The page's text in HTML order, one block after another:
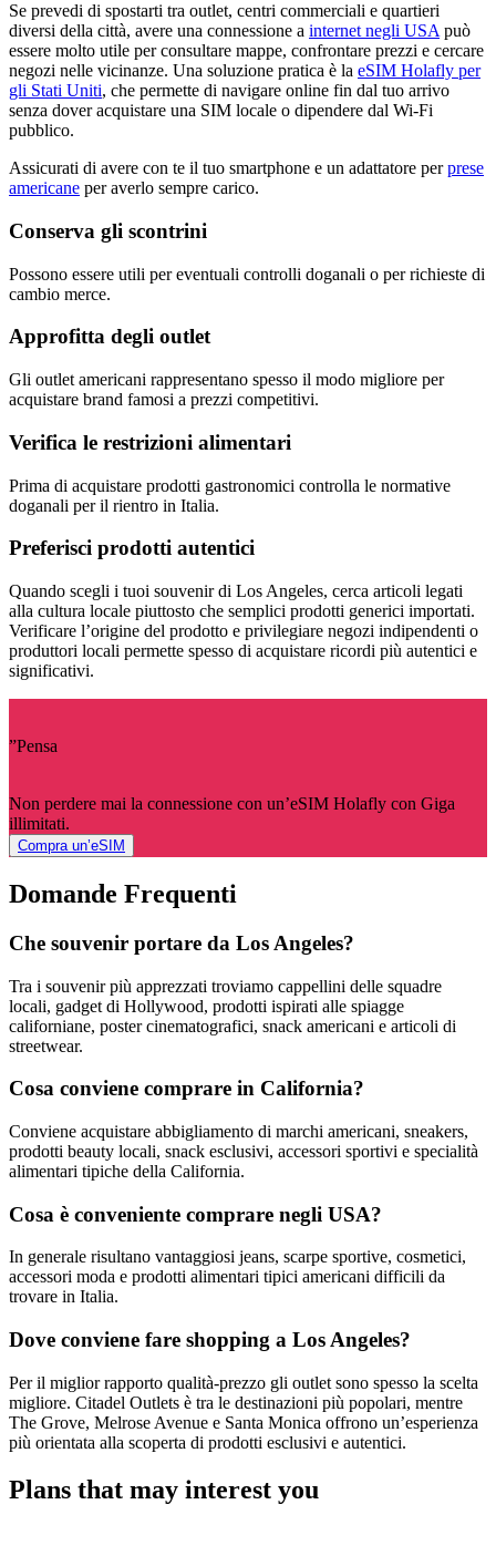
Se prevedi di spostarti tra outlet, centri commerciali e quartieri
diversi della città, avere una connessione a internet negli USA può
essere molto utile per consultare mappe, confrontare prezzi e cercare
negozi nelle vicinanze. Una soluzione pratica è la eSIM Holafly per
gli Stati Uniti, che permette di navigare online fin dal tuo arrivo
senza dover acquistare una SIM locale o dipendere dal Wi-Fi
pubblico.
Assicurati di avere con te il tuo smartphone e un adattatore perprese
americane per averlo sempre carico.
Conserva gli scontrini
Possono essere utili per eventuali controlli doganali o per richieste di
cambio merce.
Approfitta degli outlet
Gli outlet americani rappresentano spesso il modo migliore per
acquistare brand famosi a prezzi competitivi.
Verifica le restrizioni alimentari
Prima di acquistare prodotti gastronomici controlla le normative
doganali per il rientro in Italia.
Preferisci prodotti autentici
Quando scegli i tuoi souvenir di Los Angeles, cerca articoli legati
alla cultura locale piuttosto che semplici prodotti generici importati.
Verificare l’origine del prodotto e privilegiare negozi indipendenti o
produttori locali permette spesso di acquistare ricordi più autentici e
significativi.
”Pensa
Non perdere mai la connessione con un’eSIM Holafly con Giga
illimitati.
Compra un’eSIM
Domande Frequenti
Che souvenir portare da Los Angeles?
Tra i souvenir più apprezzati troviamo cappellini delle squadre
locali, gadget di Hollywood, prodotti ispirati alle spiagge
californiane, poster cinematografici, snack americani e articoli di
streetwear.
Cosa conviene comprare in California?
Conviene acquistare abbigliamento di marchi americani, sneakers,
prodotti beauty locali, snack esclusivi, accessori sportivi e specialità
alimentari tipiche della California.
Cosa è conveniente comprare negli USA?
In generale risultano vantaggiosi jeans, scarpe sportive, cosmetici,
accessori moda e prodotti alimentari tipici americani difficili da
trovare in Italia.
Dove conviene fare shopping a Los Angeles?
Per il miglior rapporto qualità-prezzo gli outlet sono spesso la scelta
migliore. Citadel Outlets è tra le destinazioni più popolari, mentre
The Grove, Melrose Avenue e Santa Monica offrono un’esperienza
più orientata alla scoperta di prodotti esclusivi e autentici.
Plans that may interest you